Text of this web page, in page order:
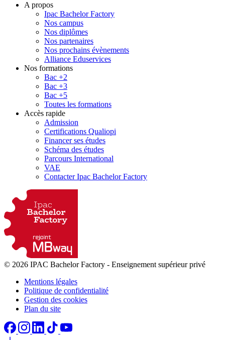
A propos
Ipac Bachelor Factory
Nos campus
Nos diplômes
Nos partenaires
Nos prochains évènements
Alliance Eduservices
Nos formations
Bac +2
Bac +3
Bac +5
Toutes les formations
Accès rapide
Admission
Certifications Qualiopi
Financer ses études
Schéma des études
Parcours International
VAE
Contacter Ipac Bachelor Factory
© 2026 IPAC Bachelor Factory - Enseignement supérieur privé
Mentions légales
Politique de confidentialité
Gestion des cookies
Plan du site